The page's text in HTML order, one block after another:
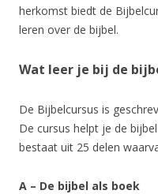
herkomst biedt de
leren over de bijbel.
Wat leer je bij de
De Bijbelcursus is
De cursus helpt je de
bestaat uit 25 delen
A – De bijbel als boek